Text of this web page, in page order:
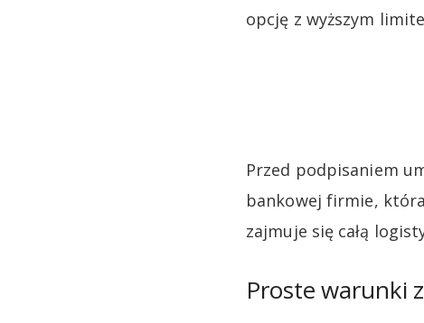
opcję z wyższym
Przed podpisaniem
bankowej firmie,
zajmuje się całą
Proste warunki